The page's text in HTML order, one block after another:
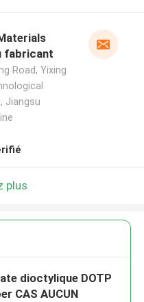
fabricant
Road, Yixing
Jiangsu
plus
dioctylique DOTP
CAS AUCUN